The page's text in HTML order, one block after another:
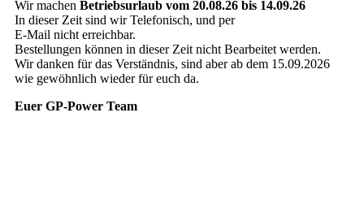
Wir machen Betriebsurlaub vom 20.08.26 bis 14.09.26
In dieser Zeit sind wir Telefonisch, und per
E-Mail nicht erreichbar.
Bestellungen können in dieser Zeit nicht Bearbeitet werden.
Wir danken für das Verständnis, sind aber ab dem 15.09.2026
wie gewöhnlich wieder für euch da.
Euer GP-Power Team